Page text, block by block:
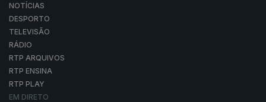
NOTÍCIAS
DESPORTO
TELEVISÃO
RÁDIO
RTP ARQUIVOS
RTP ENSINA
RTP PLAY
EM DIRETO